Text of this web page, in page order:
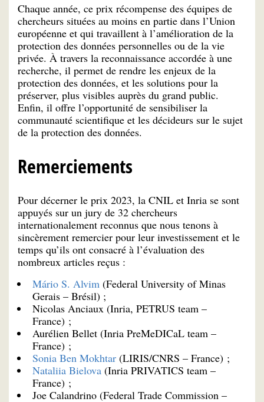
Chaque année, ce prix récompense des équipes de
chercheurs situées au moins en partie dans l’Union
européenne et qui travaillent à l’amélioration de la
protection des données personnelles ou de la vie
privée. À travers la reconnaissance accordée à une
recherche, il permet de rendre les enjeux de la
protection des données, et les solutions pour la
préserver, plus visibles auprès du grand public.
Enfin, il offre l’opportunité de sensibiliser la
communauté scientifique et les décideurs sur le sujet
de la protection des données.
Remerciements
Pour décerner le prix 2023, la CNIL et Inria se sont
appuyés sur un jury de 32 chercheurs
internationalement reconnus que nous tenons à
sincèrement remercier pour leur investissement et le
temps qu’ils ont consacré à l’évaluation des
nombreux articles reçus :
Mário S. Alvim (Federal University of Minas
Gerais – Brésil) ;
Nicolas Anciaux (Inria, PETRUS team –
France) ;
Aurélien Bellet (Inria PreMeDICaL team –
France) ;
Sonia Ben Mokhtar (LIRIS/CNRS – France) ;
Nataliia Bielova (Inria PRIVATICS team –
France) ;
Joe Calandrino (Federal Trade Commission –